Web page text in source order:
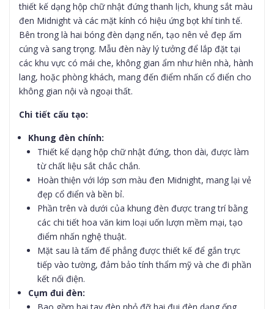
thiết kế dạng hộp chữ nhật đứng thanh lịch, khung sắt màu
đen Midnight và các mặt kính có hiệu ứng bọt khí tinh tế.
Bên trong là hai bóng đèn dạng nến, tạo nên vẻ đẹp ấm
cúng và sang trọng. Mẫu đèn này lý tưởng để lắp đặt tại
các khu vực có mái che, không gian ẩm như hiên nhà, hành
lang, hoặc phòng khách, mang đến điểm nhấn cổ điển cho
không gian nội và ngoại thất.
Chi tiết cấu tạo:
Khung đèn chính:
Thiết kế dạng hộp chữ nhật đứng, thon dài, được làm
từ chất liệu sắt chắc chắn.
Hoàn thiện với lớp sơn màu đen Midnight, mang lại vẻ
đẹp cổ điển và bền bỉ.
Phần trên và dưới của khung đèn được trang trí bằng
các chi tiết hoa văn kim loại uốn lượn mềm mại, tạo
điểm nhấn nghệ thuật.
Mặt sau là tấm đế phẳng được thiết kế để gắn trực
tiếp vào tường, đảm bảo tính thẩm mỹ và che đi phần
kết nối điện.
Cụm đui đèn: